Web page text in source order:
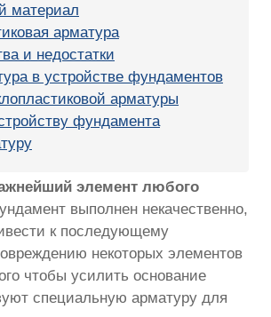
материал
арматура
и недостатки
в устройстве фундаментов
арматуры
фундамента
элемент любого
выполнен некачественно,
к последующему
некоторых элементов
чтобы усилить основание
специальную арматуру для